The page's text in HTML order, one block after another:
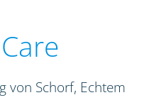
Care
von Schorf, Echtem